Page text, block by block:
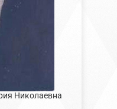
Николаевна